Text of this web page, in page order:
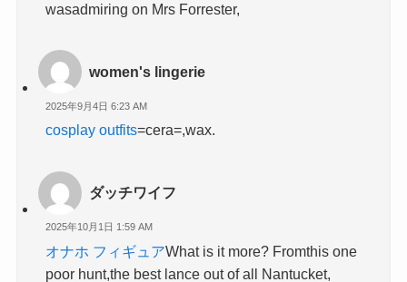
wasadmiring on Mrs Forrester,
women's lingerie​
2025年9月4日 6:23 AM
cosplay outfits=cera=,wax.
ダッチワイフ
2025年10月1日 1:59 AM
オナホ フィギュアWhat is it more? Fromthis one
poor hunt,the best lance out of all Nantucket,